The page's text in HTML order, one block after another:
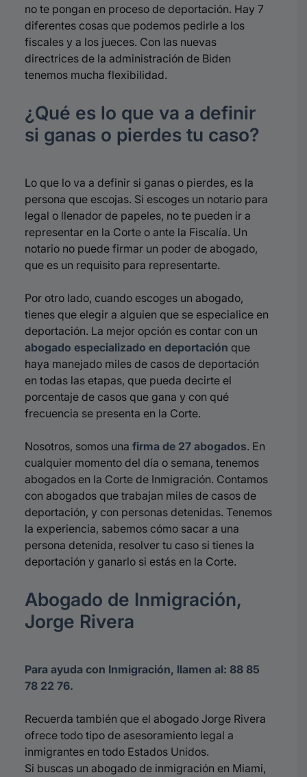
no te pongan en proceso de deportación. Hay 7
diferentes cosas que podemos pedirle a los
fiscales y a los jueces. Con las nuevas
directrices de la administración de Biden
tenemos mucha flexibilidad.
¿Qué es lo que va a definir
si ganas o pierdes tu caso?
Lo que lo va a definir si ganas o pierdes, es la
persona que escojas. Si escoges un notario para
legal o llenador de papeles, no te pueden ir a
representar en la Corte o ante la Fiscalía. Un
notario no puede firmar un poder de abogado,
que es un requisito para representarte.
Por otro lado, cuando escoges un abogado,
tienes que elegir a alguien que se especialice en
deportación. La mejor opción es contar con un
abogado especializado en deportación que
haya manejado miles de casos de deportación
en todas las etapas, que pueda decirte el
porcentaje de casos que gana y con qué
frecuencia se presenta en la Corte.
Nosotros, somos una firma de 27 abogados. En
cualquier momento del día o semana, tenemos
abogados en la Corte de Inmigración. Contamos
con abogados que trabajan miles de casos de
deportación, y con personas detenidas. Tenemos
la experiencia, sabemos cómo sacar a una
persona detenida, resolver tu caso si tienes la
deportación y ganarlo si estás en la Corte.
Abogado de Inmigración,
Jorge Rivera
Para ayuda con Inmigración, llamen al: 88 85
78 22 76.
Recuerda también que el abogado Jorge Rivera
ofrece todo tipo de asesoramiento legal a
inmigrantes en todo Estados Unidos.
Si buscas un abogado de inmigración en Miami,